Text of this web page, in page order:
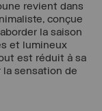
revient dans
conçue
la saison
et lumineux
est réduit à sa
sensation de